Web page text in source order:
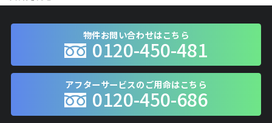
物件お問い合わせはこちら
0120-450-481
アフターサービスのご用命はこちら
0120-450-686